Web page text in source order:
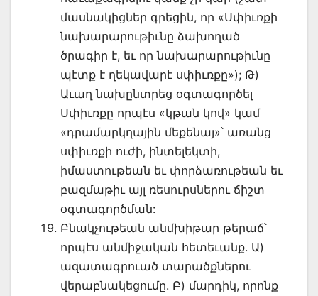
մասնակիցներ գրեցին, որ «Սփիւռքի
նախարարութիւնը ձախողած
ծրագիր է, եւ որ նախարարութիւնը
պէտք է ղեկավարէ սփիւռքը»); Թ)
Աւաղ նախընտրեց օգտագործել
Սփիւռքը որպէս «կթան կով» կամ
«դրամարկղային մեքենայ»՝ առանց
սփիւռքի ուժի, ինտելեկտի,
իմաստութեան եւ փորձառութեան եւ
բազմաթիւ այլ ռեսուրսներու ճիշտ
օգտագործման:
Բնակչութեան անմխիթար թերաճ՝
որպէս անմիջական հետեւանք. Ա)
ազատագրուած տարածքներու
վերաբնակեցումը. Բ) մարդիկ, որոնք